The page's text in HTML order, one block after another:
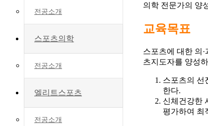
전공소개
스포츠의학
전공소개
엘리트스포츠
전공소개
의학 전문가의 양
교육목표
스포츠에 대한 의
츠지도자를 양성
스포츠의 선
한다.
신체건강한
평가하여 최